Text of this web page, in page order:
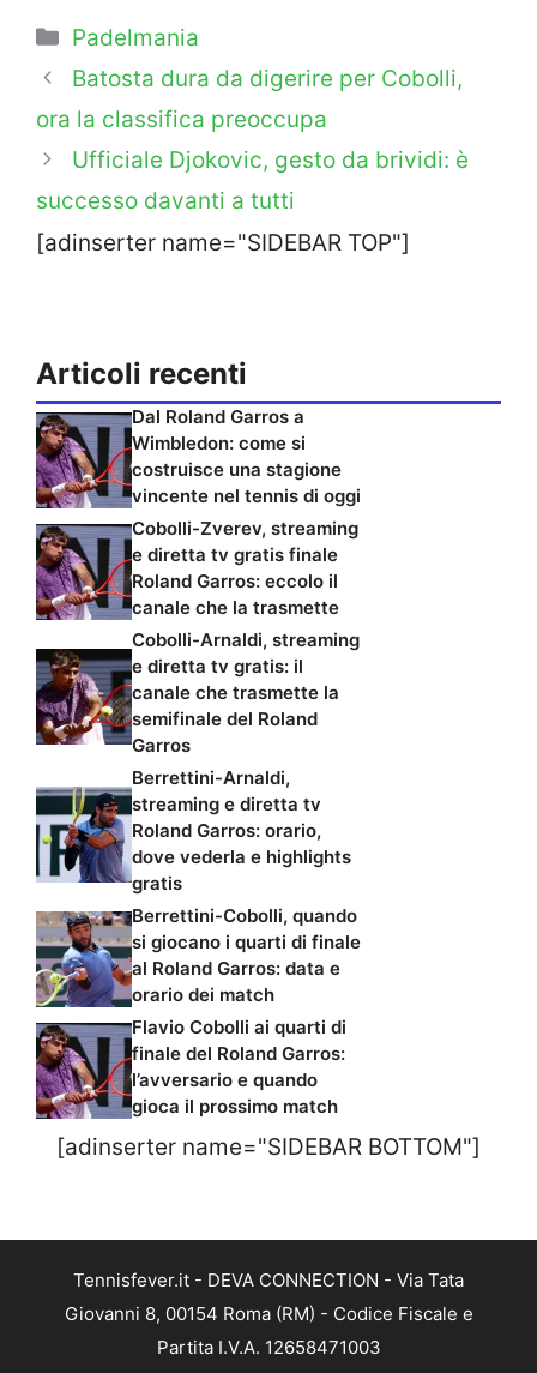
Categorie
Padelmania
Batosta dura da digerire per Cobolli,
ora la classifica preoccupa
Ufficiale Djokovic, gesto da brividi: è
successo davanti a tutti
[adinserter name="SIDEBAR TOP"]
Articoli recenti
Dal Roland Garros a
Wimbledon: come si
costruisce una stagione
vincente nel tennis di oggi
Cobolli-Zverev, streaming
e diretta tv gratis finale
Roland Garros: eccolo il
canale che la trasmette
Cobolli-Arnaldi, streaming
e diretta tv gratis: il
canale che trasmette la
semifinale del Roland
Garros
Berrettini-Arnaldi,
streaming e diretta tv
Roland Garros: orario,
dove vederla e highlights
gratis
Berrettini-Cobolli, quando
si giocano i quarti di finale
al Roland Garros: data e
orario dei match
Flavio Cobolli ai quarti di
finale del Roland Garros:
l’avversario e quando
gioca il prossimo match
[adinserter name="SIDEBAR BOTTOM"]
Tennisfever.it - DEVA CONNECTION - Via Tata
Giovanni 8, 00154 Roma (RM) - Codice Fiscale e
Partita I.V.A. 12658471003